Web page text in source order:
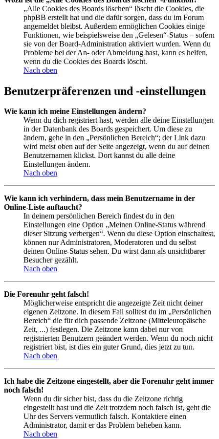
„Alle Cookies des Boards löschen“ löscht die Cookies, die
phpBB erstellt hat und die dafür sorgen, dass du im Forum
angemeldet bleibst. Außerdem ermöglichen Cookies einige
Funktionen, wie beispielsweise den „Gelesen“-Status – sofern
sie von der Board-Administration aktiviert wurden. Wenn du
Probleme bei der An- oder Abmeldung hast, kann es helfen,
wenn du die Cookies des Boards löscht.
Nach oben
Benutzerpräferenzen und -einstellungen
Wie kann ich meine Einstellungen ändern?
Wenn du dich registriert hast, werden alle deine Einstellungen
in der Datenbank des Boards gespeichert. Um diese zu
ändern, gehe in den „Persönlichen Bereich“; der Link dazu
wird meist oben auf der Seite angezeigt, wenn du auf deinen
Benutzernamen klickst. Dort kannst du alle deine
Einstellungen ändern.
Nach oben
Wie kann ich verhindern, dass mein Benutzername in der
Online-Liste auftaucht?
In deinem persönlichen Bereich findest du in den
Einstellungen eine Option „Meinen Online-Status während
dieser Sitzung verbergen“. Wenn du diese Option einschaltest,
können nur Administratoren, Moderatoren und du selbst
deinen Online-Status sehen. Du wirst dann als unsichtbarer
Besucher gezählt.
Nach oben
Die Forenuhr geht falsch!
Möglicherweise entspricht die angezeigte Zeit nicht deiner
eigenen Zeitzone. In diesem Fall solltest du im „Persönlichen
Bereich“ die für dich passende Zeitzone (Mitteleuropäische
Zeit, ...) festlegen. Die Zeitzone kann dabei nur von
registrierten Benutzern geändert werden. Wenn du noch nicht
registriert bist, ist dies ein guter Grund, dies jetzt zu tun.
Nach oben
Ich habe die Zeitzone eingestellt, aber die Forenuhr geht immer
noch falsch!
Wenn du dir sicher bist, dass du die Zeitzone richtig
eingestellt hast und die Zeit trotzdem noch falsch ist, geht die
Uhr des Servers vermutlich falsch. Kontaktiere einen
Administrator, damit er das Problem beheben kann.
Nach oben